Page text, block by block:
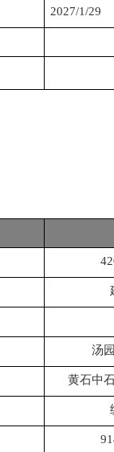
2027/1/29
汤
黄石中